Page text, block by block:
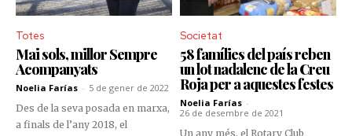
Totes
Mai sols, millor Sempre
Acompanyats
Noelia Farías - 5 de gener de 2022
Des de la seva posada en marxa,
a finals de l’any 2018, el
Societat
58 famílies del país reben
un lot nadalenc de la Creu
Roja per a aquestes festes
Noelia Farías -
26 de desembre de 2021
Un any més, el Rotary Club